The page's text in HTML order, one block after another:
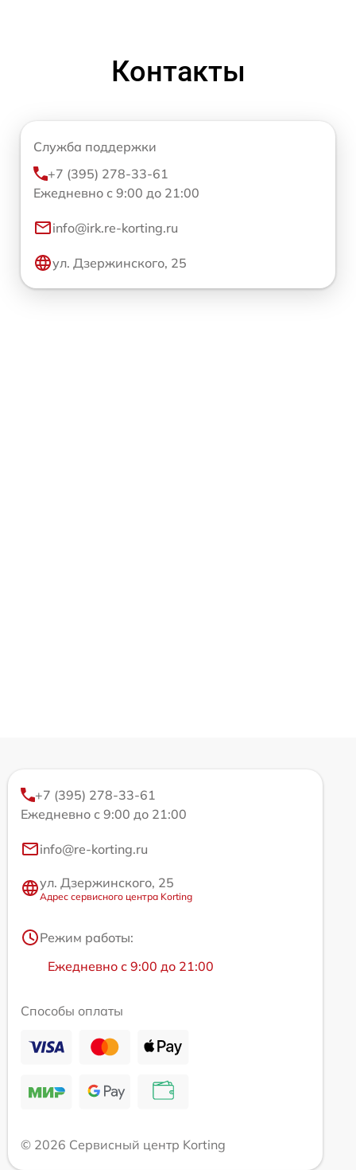
Контакты
Служба поддержки
+7 (395) 278-33-61
Ежедневно с 9:00 до 21:00
info@irk.re-korting.ru
ул. Дзержинского, 25
+7 (395) 278-33-61
Ежедневно с 9:00 до 21:00
info@re-korting.ru
ул. Дзержинского, 25
Адрес сервисного центра Korting
Режим работы:
Ежедневно с 9:00 до 21:00
Способы оплаты
© 2026 Сервисный центр Korting